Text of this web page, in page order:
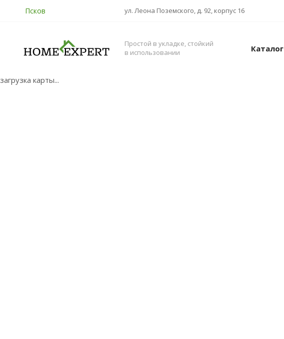
Псков ул. Леона Поземского, д. 92, корпус 16
Простой в укладке, стойкий
в использовании
Каталог
загрузка карты...